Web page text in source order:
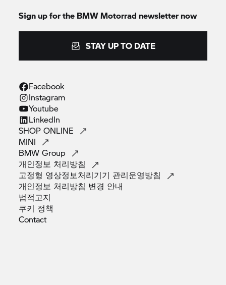
Sign up for the BMW Motorrad newsletter now
STAY UP TO DATE
Facebook
Instagram
Youtube
LinkedIn
SHOPONLINE
MINI
BMWGroup
개인정보 처리방침
고정형 영상정보처리기기 관리운영방침
개인정보 처리방침 변경 안내
법적고지
쿠키 정책
Contact